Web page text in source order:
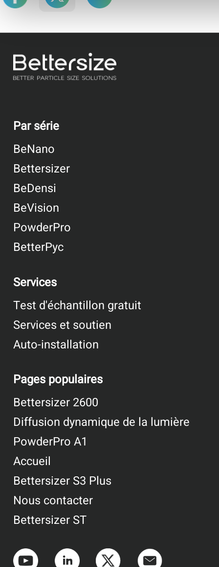
Par série
BeNano
Bettersizer
BeDensi
BeVision
PowderPro
BetterPyc
Services
Test d'échantillon gratuit
Services et soutien
Auto-installation
Pages populaires
Bettersizer 2600
Diffusion dynamique de la lumière
PowderPro A1
Accueil
Bettersizer S3 Plus
Nous contacter
Bettersizer ST